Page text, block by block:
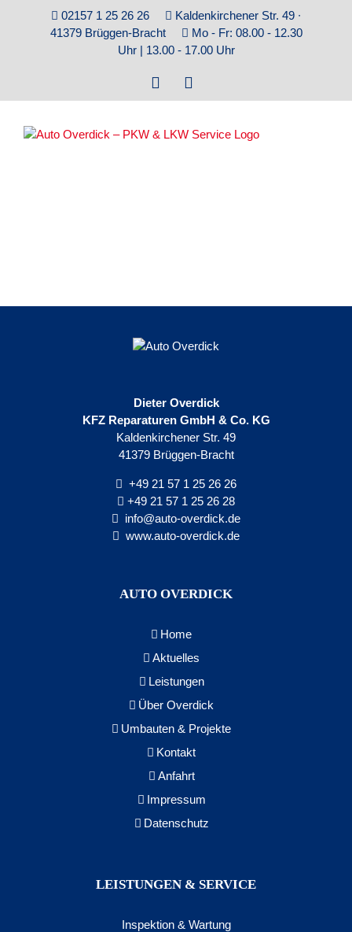
02157 1 25 26 26
Kaldenkirchener Str. 49 ∙
41379 Brüggen-Bracht
Mo - Fr: 08.00 - 12.30
Uhr | 13.00 - 17.00 Uhr
Facebook
Mail
Dieter Overdick
KFZ Reparaturen GmbH & Co. KG
Kaldenkirchener Str. 49
41379 Brüggen-Bracht
+49 21 57 1 25 26 26
+49 21 57 1 25 26 28
info@auto-overdick.de
www.auto-overdick.de
AUTO OVERDICK
Home
Aktuelles
Leistungen
Über Overdick
Umbauten & Projekte
Kontakt
Anfahrt
Impressum
Datenschutz
LEISTUNGEN & SERVICE
Inspektion & Wartung